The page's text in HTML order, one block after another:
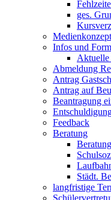
ges.
Infos und
Aktuelle
Abmeldung
Antrag
Antrag auf
Beantragung
Feedback
Beratung
Städt.
langfristige